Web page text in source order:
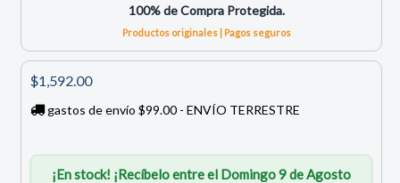
100% de Compra Protegida.
Productos originales | Pagos seguros
$1,592.00
gastos de envío $99.00 - ENVÍO TERRESTRE
¡En stock! ¡Recíbelo entre el Domingo 9 de Agosto